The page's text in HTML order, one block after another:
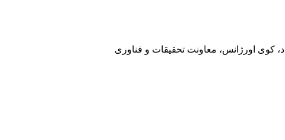
کوی اورژانس، معاونت تحقیقات و فناوری